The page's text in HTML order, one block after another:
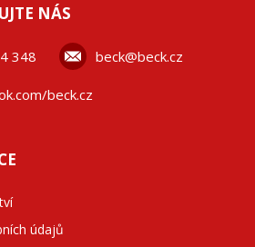
NÁS
348 beck@beck.cz
beck.cz
údajů